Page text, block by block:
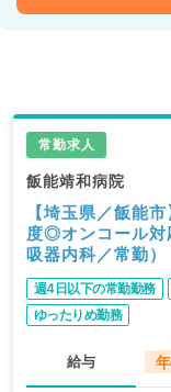
常勤求人
飯能靖和病院
【埼玉県／飯能
度◎オンコール対
吸器内科／常勤）
週4日以下の常勤勤務
ゆったりめ勤務
給与